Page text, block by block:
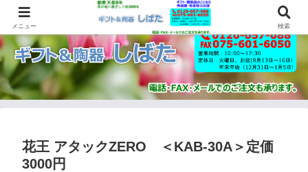
花王 アタックZERO ＜KAB-30A＞定価
3000円
メニュー 検索